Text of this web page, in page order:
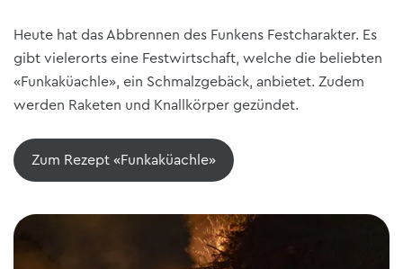
Heute hat das Abbrennen des Funkens Festcharakter. Es
gibt vielerorts eine Festwirtschaft, welche die beliebten
«Funkaküachle», ein Schmalzgebäck, anbietet. Zudem
werden Raketen und Knallkörper gezündet.
Zum Rezept «Funkaküachle»